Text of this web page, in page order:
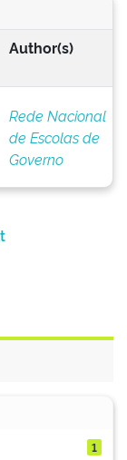
Author(s)
Rede Nacional
de Escolas de
Governo
1